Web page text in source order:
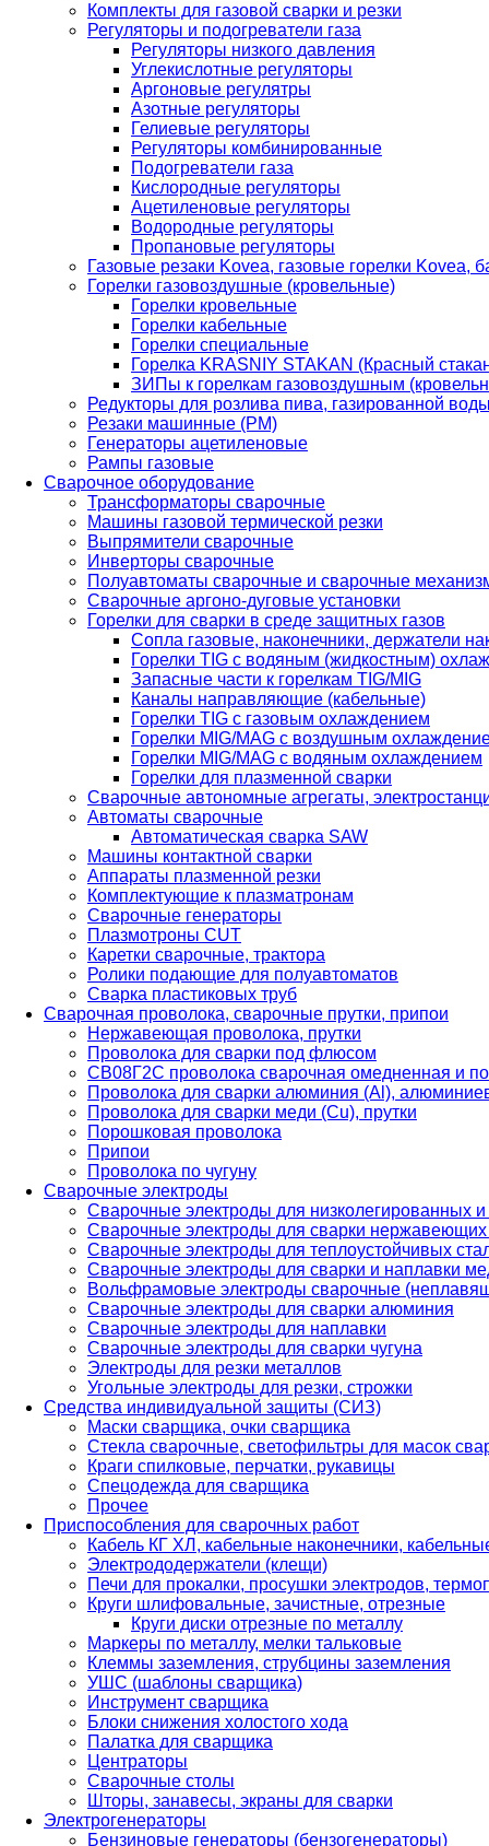
Комплекты для газовой сварки и резки
Регуляторы и подогреватели газа
Регуляторы низкого давления
Углекислотные регуляторы
Аргоновые регулятры
Азотные регуляторы
Гелиевые регуляторы
Регуляторы комбинированные
Подогреватели газа
Кислородные регуляторы
Ацетиленовые регуляторы
Водородные регуляторы
Пропановые регуляторы
Газовые резаки Kovea, газовые горелки Kovea,
Горелки газовоздушные (кровельные)
Горелки кровельные
Горелки кабельные
Горелки специальные
Горелка KRASNIY STAKAN (Красный
ЗИПы к горелкам газовоздушным
Редукторы для розлива пива, газированной
Резаки машинные (РМ)
Генераторы ацетиленовые
Рампы газовые
Сварочное оборудование
Трансформаторы сварочные
Машины газовой термической резки
Выпрямители сварочные
Инверторы сварочные
Полуавтоматы сварочные и сварочные
Сварочные аргоно-дуговые установки
Горелки для сварки в среде защитных газов
Сопла газовые, наконечники, держатели
Горелки TIG с водяным (жидкостным)
Запасные части к горелкам TIG/MIG
Каналы направляющие (кабельные)
Горелки TIG с газовым охлаждением
Горелки MIG/MAG с воздушным
Горелки MIG/MAG с водяным охлаждением
Горелки для плазменной сварки
Сварочные автономные агрегаты,
Автоматы сварочные
Автоматическая сварка SAW
Машины контактной сварки
Аппараты плазменной резки
Комплектующие к плазматронам
Сварочные генераторы
Плазмотроны CUT
Каретки сварочные, трактора
Ролики подающие для полуавтоматов
Сварка пластиковых труб
Сварочная проволока, сварочные прутки, припои
Нержавеющая проволока, прутки
Проволока для сварки под флюсом
СВ08Г2С проволока сварочная омедненная и
Проволока для сварки алюминия (Al),
Проволока для сварки меди (Cu), прутки
Порошковая проволока
Припои
Проволока по чугуну
Сварочные электроды
Сварочные электроды для низколегированных и
Сварочные электроды для сварки
Сварочные электроды для теплоустойчивых
Сварочные электроды для сварки и наплавки
Вольфрамовые электроды сварочные
Сварочные электроды для сварки алюминия
Сварочные электроды для наплавки
Сварочные электроды для сварки чугуна
Электроды для резки металлов
Угольные электроды для резки, строжки
Средства индивидуальной защиты (СИЗ)
Маски сварщика, очки сварщика
Стекла сварочные, светофильтры для масок
Краги спилковые, перчатки, рукавицы
Спецодежда для сварщика
Прочее
Приспособления для сварочных работ
Кабель КГ ХЛ, кабельные наконечники,
Электрододержатели (клещи)
Печи для прокалки, просушки электродов,
Круги шлифовальные, зачистные, отрезные
Круги диски отрезные по металлу
Маркеры по металлу, мелки тальковые
Клеммы заземления, струбцины заземления
УШС (шаблоны сварщика)
Инструмент сварщика
Блоки снижения холостого хода
Палатка для сварщика
Центраторы
Сварочные столы
Шторы, занавесы, экраны для сварки
Электрогенераторы
Бензиновые генераторы (бензогенераторы)